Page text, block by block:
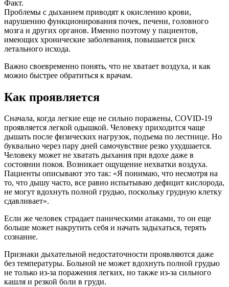
Факт.
Проблемы с дыханием приводят к окислению крови,
нарушению функционирования почек, печени, головного
мозга и других органов. Именно поэтому у пациентов,
имеющих хронические заболевания, повышается риск
летального исхода.
Важно своевременно понять, что не хватает воздуха, и как
можно быстрее обратиться к врачам.
Как проявляется
Сначала, когда легкие еще не сильно поражены, COVID-19
проявляется легкой одышкой. Человеку приходится чаще
дышать после физических нагрузок, подъема по лестнице. Но
буквально через пару дней самочувствие резко ухудшается.
Человеку может не хватать дыхания при вдохе даже в
состоянии покоя. Возникает ощущение нехватки воздуха.
Пациенты описывают это так: «Я понимаю, что несмотря на
то, что дышу часто, все равно испытываю дефицит кислорода,
не могут вдохнуть полной грудью, поскольку грудную клетку
сдавливает».
Если же человек страдает паническими атаками, то он еще
больше может накрутить себя и начать задыхаться, терять
сознание.
Признаки дыхательной недостаточности проявляются даже
без температуры. Больной не может вдохнуть полной грудью
не только из-за поражения легких, но также из-за сильного
кашля и резкой боли в груди.